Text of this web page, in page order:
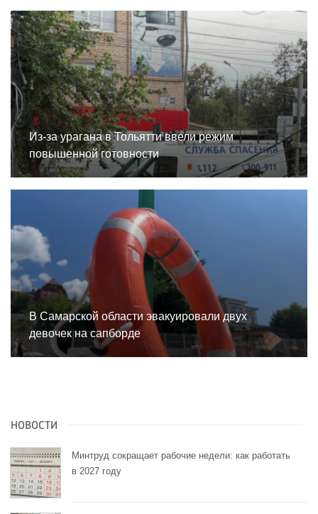
Из-за урагана в Тольятти ввели режим
повышенной готовности
В Самарской области эвакуировали двух
девочек на сапборде
НОВОСТИ
Минтруд сокращает рабочие недели: как работать
в 2027 году